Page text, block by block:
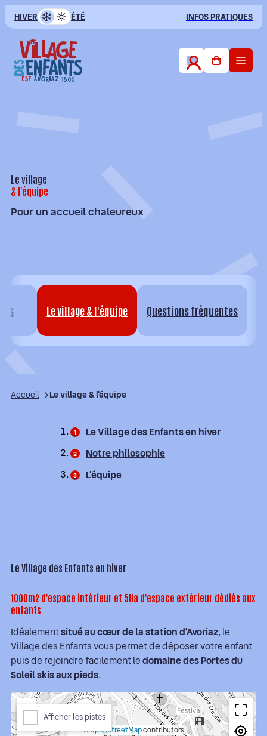
HIVER ÉTÉ INFOS PRATIQUES
5-12 ans
Club Ados
Repas
Le village & l'équipe
Questions fréquentes
Le village
& l'équipe
Pour un accueil chaleureux
Le village & l'équipe Questions fréquentes
Accueil Le village & l'équipe
Le Village des Enfants en hiver
Notre philosophie
L'équipe
Le Village des Enfants en hiver
1000m2 d'espace intérieur et 5Ha d'espace extérieur dédiés aux
enfants
Idéalementsitué au cœur de la station d’Avoriaz, le
Village des Enfants vous permet de déposer votre enfant
puis de rejoindre facilement ledomaine des Portes du
Soleil skis aux pieds.
+
−
©OpenStreetMapcontributors
Afficher les pistes